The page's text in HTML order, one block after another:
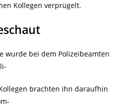
Kollegen verprügelt.
wurde bei dem Polizeibeamten
brachten ihn daraufhin